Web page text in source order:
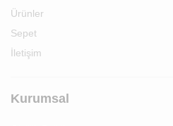
Ürünler
Sepet
İletişim
Kurumsal